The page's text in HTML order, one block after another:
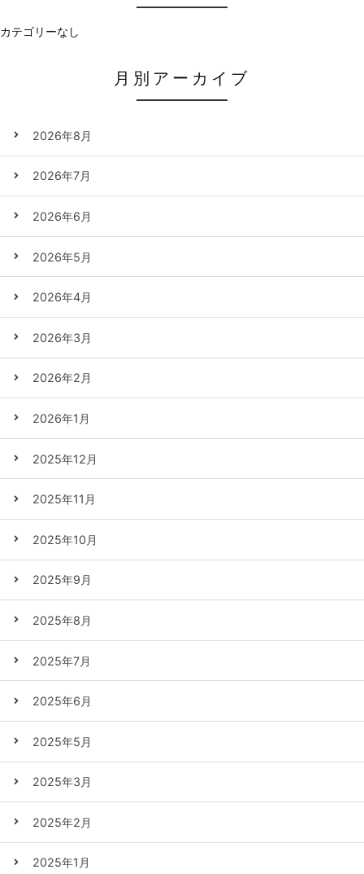
カテゴリーなし
月別アーカイブ
2026年8月
2026年7月
2026年6月
2026年5月
2026年4月
2026年3月
2026年2月
2026年1月
2025年12月
2025年11月
2025年10月
2025年9月
2025年8月
2025年7月
2025年6月
2025年5月
2025年3月
2025年2月
2025年1月